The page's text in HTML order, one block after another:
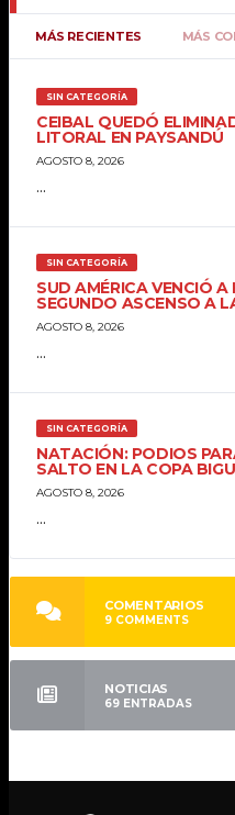
MÁS RECIENTES MÁS
SIN CATEGORÍA
CEIBAL QUEDÓ
LITORAL EN PAYSANDÚ
AGOSTO 8, 2026
...
SIN CATEGORÍA
SUD AMÉRICA VENCIÓ A
SEGUNDO ASCENSO A
AGOSTO 8, 2026
...
SIN CATEGORÍA
NATACIÓN: PODIOS
SALTO EN LA COPA
AGOSTO 8, 2026
...
COMENTARIOS
9 COMMENTS
NOTICIAS
69 ENTRADAS